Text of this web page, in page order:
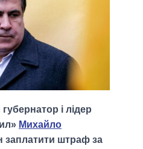
і лідер
Михайло
заплатити штраф за